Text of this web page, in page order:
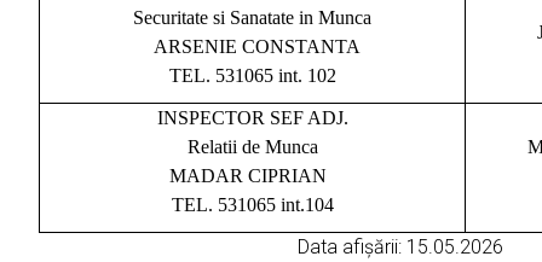
Securitate si Sanatate in Munca
ARSENIE CONSTANTA
TEL. 531065 int. 102
INSPECTOR SEF ADJ.
Relatii de Munca
MADAR CIPRIAN
TEL. 531065 int.104
Data afișării: 15.05.2026